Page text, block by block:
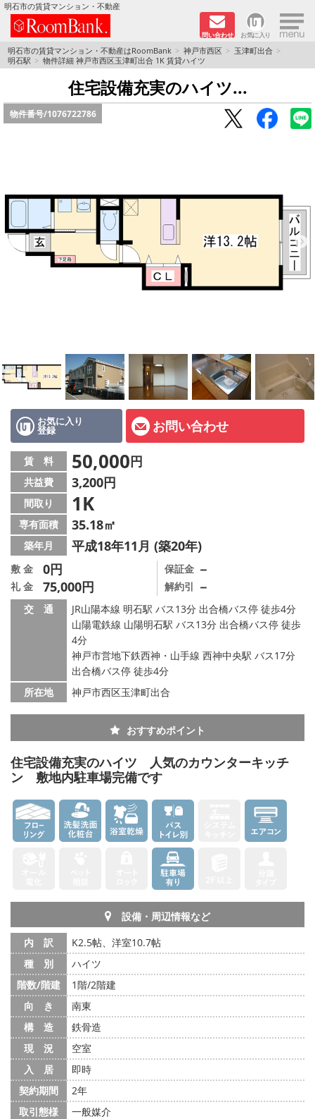
明石市の賃貸マンション・不動産
問い合わせ お気に入り ×
TOPページ
分譲マンションシリーズ
リノベーション物件
地域から探す
スタッフ紹介ページ
LINE公式アカウント
店舗情報·アクセス
会社概要
メールでお問い合わせ
明石市の賃貸マンション・不動産はRoomBank 神戸市西区
玉津町出合
明石駅
物件詳細 神戸市西区玉津町出合 1K 賃貸ハイツ
住宅設備充実のハイツ...
物件番号/1076722786
お気に入り
登録 お問い合わせ
賃 料 50,000円
共益費 3,200円
間取り 1K
専有面積 35.18㎡
築年月 平成18年11月 (築20年)
敷 金 0円
礼 金 75,000円
保証金 －
解約引 －
交 通
JR山陽本線 明石駅 バス13分 出合橋バス停 徒歩4分
山陽電鉄線 山陽明石駅 バス13分 出合橋バス停 徒歩
4分
神戸市営地下鉄西神・山手線 西神中央駅 バス17分
出合橋バス停 徒歩4分
所在地
神戸市西区玉津町出合
おすすめポイント
住宅設備充実のハイツ 人気のカウンターキッチ
ン 敷地内駐車場完備です
設備・周辺情報など
内 訳
K2.5帖、洋室10.7帖
種 別
ハイツ
階数/階建
1階/2階建
向 き
南東
構 造
鉄骨造
現 況
空室
入 居
即時
契約期間
2年
取引態様
一般媒介